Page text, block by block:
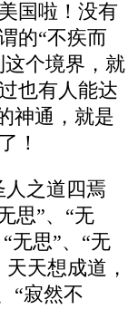
国啦！没有
的“不疾而
这个境界，就
也有人能达
神通，就是
！
人之道四焉
思”、“无
无思”、“无
天想成道，
“寂然不